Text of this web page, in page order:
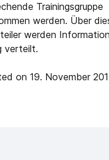
Trainingsgruppe
werden. Über
werden
verteilt.
on 19. November